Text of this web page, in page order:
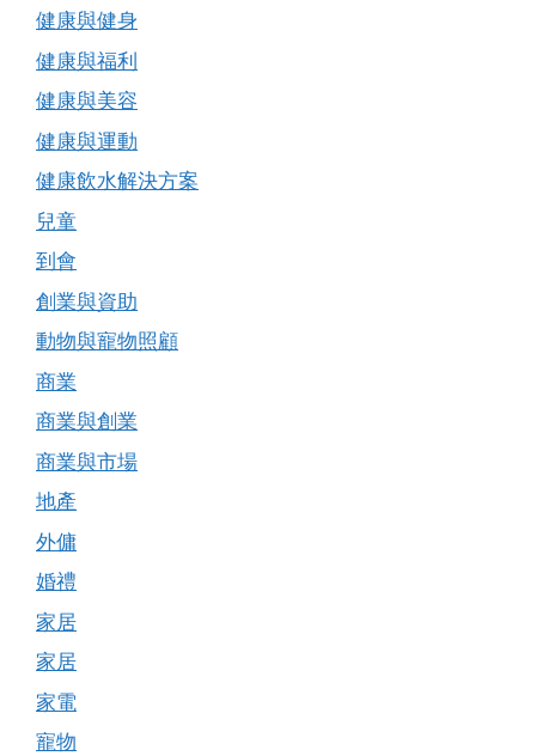
健康與健身
健康與福利
健康與美容
健康與運動
健康飲水解決方案
兒童
到會
創業與資助
動物與寵物照顧
商業
商業與創業
商業與市場
地產
外傭
婚禮
家居
家居
家電
寵物